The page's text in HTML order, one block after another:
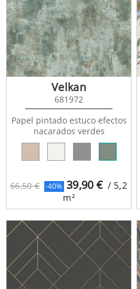
66,50 € -40% 39,90€ / 5,2
m²
Velkan
681972
Papel pintado estuco efectos
nacarados verdes